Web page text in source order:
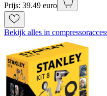
Prijs: 39.49 euro
Bekijk alles in